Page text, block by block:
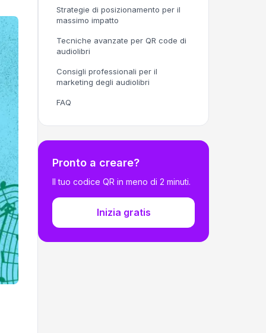
Strategie di posizionamento per il
massimo impatto
Tecniche avanzate per QR code di
audiolibri
Consigli professionali per il
marketing degli audiolibri
FAQ
Pronto a creare?
Il tuo codice QR in meno di 2 minuti.
Inizia gratis